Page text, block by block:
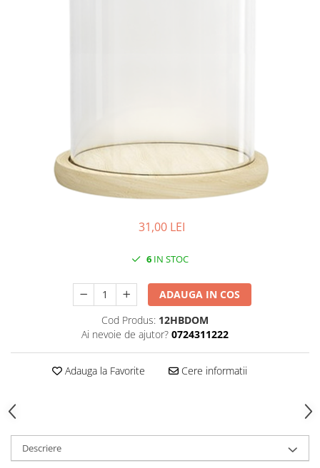
31,00 LEI
6 IN STOC
ADAUGA IN COS
Cod Produs: 12HBDOM
Ai nevoie de ajutor? 0724311222
Adauga la Favorite Cere informatii
Descriere